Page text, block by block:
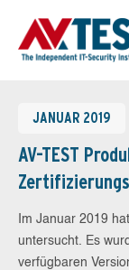
JANUAR 2019
AV-TEST
Im Januar 2019
untersucht. Es
verfügbaren